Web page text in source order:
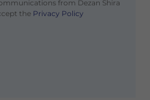
from Dezan Shira
thePrivacy Policy